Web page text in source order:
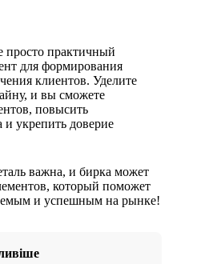
просто практичный
для формирования
клиентов. Уделите
и вы сможете
повысить
и укрепить доверие
важна, и бирка может
который поможет
и успешным на рынке!